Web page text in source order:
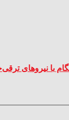
با نیروهای